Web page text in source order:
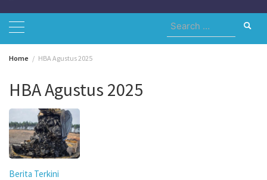
Search
for:
Home HBA Agustus 2025
HBA Agustus 2025
Berita Terkini